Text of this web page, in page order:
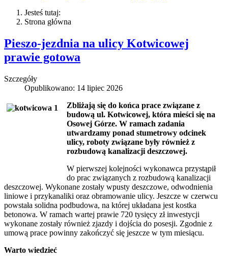
Jesteś tutaj:
Strona główna
Pieszo-jezdnia na ulicy Kotwicowej
prawie gotowa
Szczegóły
Opublikowano: 14 lipiec 2026
Zbliżają się do końca prace związane z
budową ul. Kotwicowej, która mieści się na
Osowej Górze. W ramach zadania
utwardzamy ponad stumetrowy odcinek
ulicy, roboty związane były również z
rozbudową kanalizacji deszczowej.
W pierwszej kolejności wykonawca przystąpił
do prac związanych z rozbudową kanalizacji
deszczowej. Wykonane zostały wpusty deszczowe, odwodnienia
liniowe i przykanaliki oraz obramowanie ulicy. Jeszcze w czerwcu
powstała solidna podbudowa, na której układana jest kostka
betonowa. W ramach wartej prawie 720 tysięcy zł inwestycji
wykonane zostały również zjazdy i dojścia do posesji. Zgodnie z
umową prace powinny zakończyć się jeszcze w tym miesiącu.
Warto wiedzieć